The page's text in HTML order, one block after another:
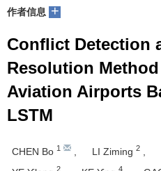
作者信息 +
Conflict Detection
Resolution
Aviation Airports
LSTM
CHEN Bo 1 LI Ziming 2
2 4